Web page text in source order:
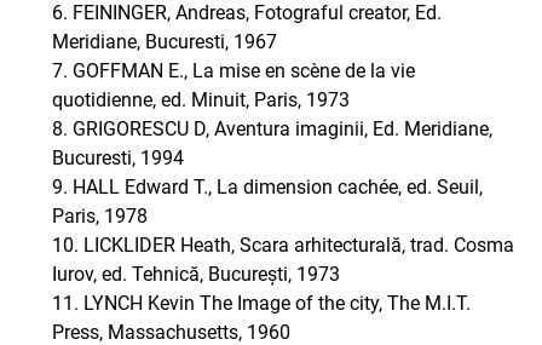
6. FEININGER, Andreas, Fotograful creator, Ed.
Meridiane, Bucuresti, 1967
7. GOFFMAN E., La mise en scène de la vie
quotidienne, ed. Minuit, Paris, 1973
8. GRIGORESCU D, Aventura imaginii, Ed. Meridiane,
Bucuresti, 1994
9. HALL Edward T., La dimension cachée, ed. Seuil,
Paris, 1978
10. LICKLIDER Heath, Scara arhitecturală, trad. Cosma
Iurov, ed. Tehnică, București, 1973
11. LYNCH Kevin The Image of the city, The M.I.T.
Press, Massachusetts, 1960